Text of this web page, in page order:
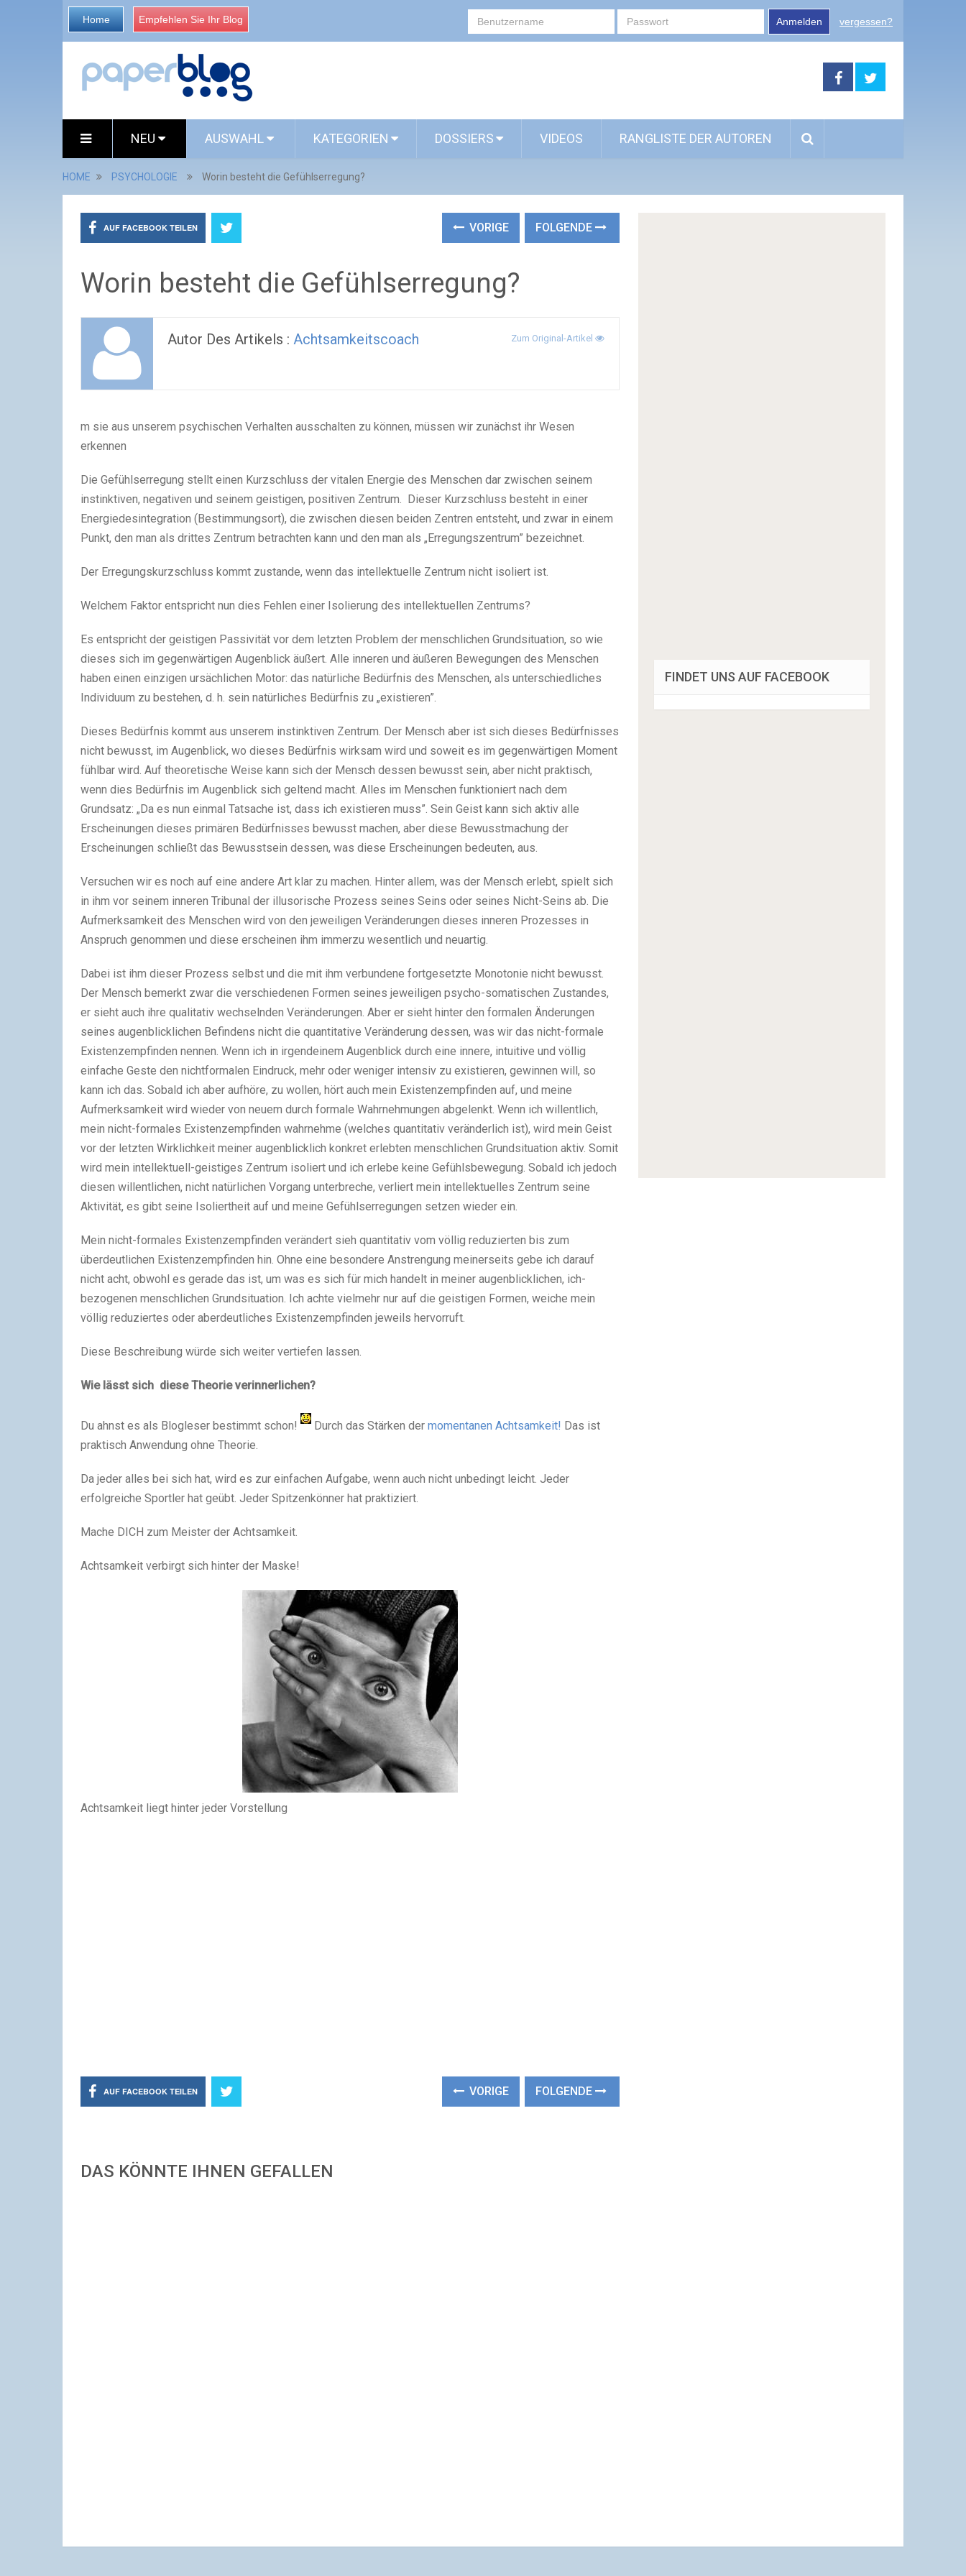
Home Empfehlen Sie Ihr Blog Anmelden vergessen?
NEU AUSWAHL KATEGORIEN DOSSIERS VIDEOS RANGLISTE DER AUTOREN
HOME PSYCHOLOGIE Worin besteht die Gefühlserregung?
AUF FACEBOOK TEILEN VORIGE FOLGENDE
Worin besteht die Gefühlserregung?
Autor Des Artikels : Achtsamkeitscoach Zum Original-Artikel
m sie aus unserem psychischen Verhalten ausschalten zu können, müssen wir zunächst ihr Wesen
erkennen
Die Gefühlserregung stellt einen Kurzschluss der vitalen Energie des Menschen dar zwischen seinem
instinktiven, negativen und seinem geistigen, positiven Zentrum. Dieser Kurzschluss besteht in einer
Energiedesintegration (Bestimmungsort), die zwischen diesen beiden Zentren entsteht, und zwar in einem
Punkt, den man als drittes Zentrum betrachten kann und den man als „Erregungszentrum” bezeichnet.
Der Erregungskurzschluss kommt zustande, wenn das intellektuelle Zentrum nicht isoliert ist.
Welchem Faktor entspricht nun dies Fehlen einer Isolierung des intellektuellen Zentrums?
Es entspricht der geistigen Passivität vor dem letzten Problem der menschlichen Grundsituation, so wie
dieses sich im gegenwärtigen Augenblick äußert. Alle inneren und äußeren Bewegungen des Menschen
haben einen einzigen ursächlichen Motor: das natürliche Bedürfnis des Menschen, als unterschiedliches
Individuum zu bestehen, d. h. sein natürliches Bedürfnis zu „existieren”.
Dieses Bedürfnis kommt aus unserem instinktiven Zentrum. Der Mensch aber ist sich dieses Bedürfnisses
nicht bewusst, im Augenblick, wo dieses Bedürfnis wirksam wird und soweit es im gegenwärtigen Moment
fühlbar wird. Auf theoretische Weise kann sich der Mensch dessen bewusst sein, aber nicht praktisch,
wenn dies Bedürfnis im Augenblick sich geltend macht. Alles im Menschen funktioniert nach dem
Grundsatz: „Da es nun einmal Tatsache ist, dass ich existieren muss”. Sein Geist kann sich aktiv alle
Erscheinungen dieses primären Bedürfnisses bewusst machen, aber diese Bewusstmachung der
Erscheinungen schließt das Bewusstsein dessen, was diese Erscheinungen bedeuten, aus.
Versuchen wir es noch auf eine andere Art klar zu machen. Hinter allem, was der Mensch erlebt, spielt sich
in ihm vor seinem inneren Tribunal der illusorische Prozess seines Seins oder seines Nicht-Seins ab. Die
Aufmerksamkeit des Menschen wird von den jeweiligen Veränderungen dieses inneren Prozesses in
Anspruch genommen und diese erscheinen ihm immerzu wesentlich und neuartig.
Dabei ist ihm dieser Prozess selbst und die mit ihm verbundene fortgesetzte Monotonie nicht bewusst.
Der Mensch bemerkt zwar die verschiedenen Formen seines jeweiligen psycho-somatischen Zustandes,
er sieht auch ihre qualitativ wechselnden Veränderungen. Aber er sieht hinter den formalen Änderungen
seines augenblicklichen Befindens nicht die quantitative Veränderung dessen, was wir das nicht-formale
Existenzempfinden nennen. Wenn ich in irgendeinem Augenblick durch eine innere, intuitive und völlig
einfache Geste den nichtformalen Eindruck, mehr oder weniger intensiv zu existieren, gewinnen will, so
kann ich das. Sobald ich aber aufhöre, zu wollen, hört auch mein Existenzempfinden auf, und meine
Aufmerksamkeit wird wieder von neuem durch formale Wahrnehmungen abgelenkt. Wenn ich willentlich,
mein nicht-formales Existenzempfinden wahrnehme (welches quantitativ veränderlich ist), wird mein Geist
vor der letzten Wirklichkeit meiner augenblicklich konkret erlebten menschlichen Grundsituation aktiv. Somit
wird mein intellektuell-geistiges Zentrum isoliert und ich erlebe keine Gefühlsbewegung. Sobald ich jedoch
diesen willentlichen, nicht natürlichen Vorgang unterbreche, verliert mein intellektuelles Zentrum seine
Aktivität, es gibt seine Isoliertheit auf und meine Gefühlserregungen setzen wieder ein.
Mein nicht-formales Existenzempfinden verändert sieh quantitativ vom völlig reduzierten bis zum
überdeutlichen Existenzempfinden hin. Ohne eine besondere Anstrengung meinerseits gebe ich darauf
nicht acht, obwohl es gerade das ist, um was es sich für mich handelt in meiner augenblicklichen, ich-
bezogenen menschlichen Grundsituation. Ich achte vielmehr nur auf die geistigen Formen, weiche mein
völlig reduziertes oder aberdeutliches Existenzempfinden jeweils hervorruft.
Diese Beschreibung würde sich weiter vertiefen lassen.
Wie lässt sich diese Theorie verinnerlichen?
Du ahnst es als Blogleser bestimmt schon! Durch das Stärken der momentanen Achtsamkeit! Das ist
praktisch Anwendung ohne Theorie.
Da jeder alles bei sich hat, wird es zur einfachen Aufgabe, wenn auch nicht unbedingt leicht. Jeder
erfolgreiche Sportler hat geübt. Jeder Spitzenkönner hat praktiziert.
Mache DICH zum Meister der Achtsamkeit.
Achtsamkeit verbirgt sich hinter der Maske!
Achtsamkeit liegt hinter jeder Vorstellung
AUF FACEBOOK TEILEN VORIGE FOLGENDE
DAS KÖNNTE IHNEN GEFALLEN
FINDET UNS AUF FACEBOOK